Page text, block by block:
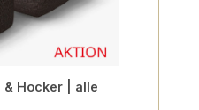
& Hocker | alle